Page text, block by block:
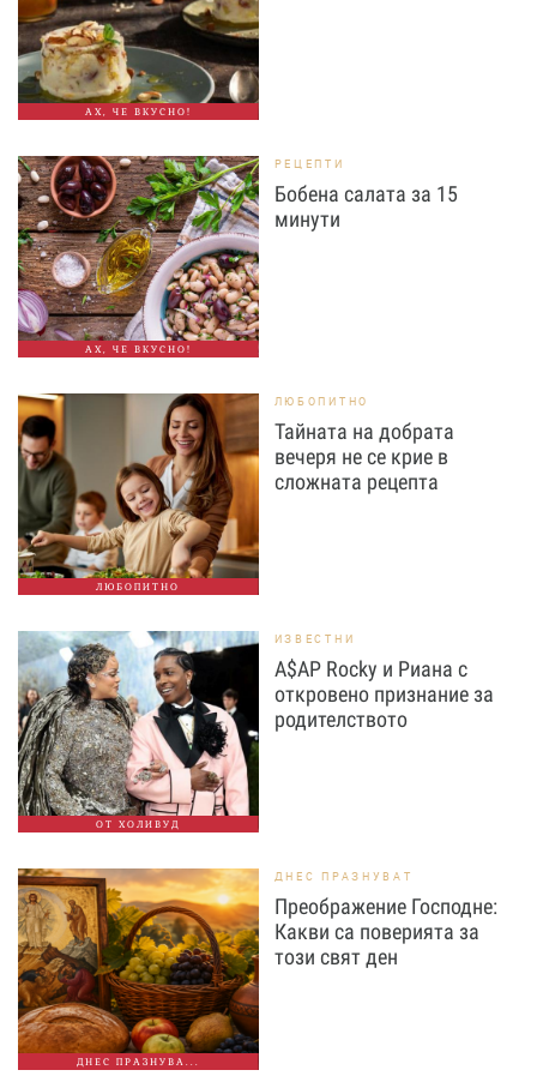
АХ, ЧЕ ВКУСНО!
АХ, ЧЕ ВКУСНО!
РЕЦЕПТИ
Бобена салата за 15
минути
ЛЮБОПИТНО
ЛЮБОПИТНО
Тайната на добрата
вечеря не се крие в
сложната рецепта
ОТ ХОЛИВУД
ИЗВЕСТНИ
A$AP Rocky и Риана с
откровено признание за
родителството
ДНЕС ПРАЗНУВА...
ДНЕС ПРАЗНУВАТ
Преображение Господне:
Какви са поверията за
този свят ден